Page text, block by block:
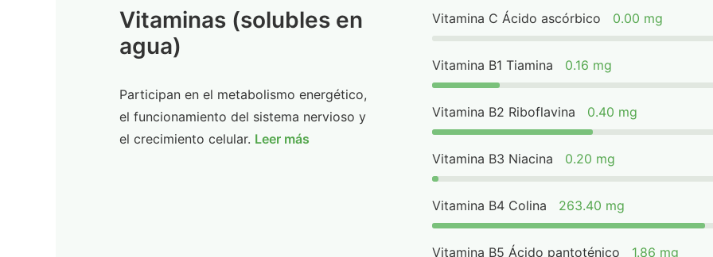
Vitaminas (solubles en
agua)
Participan en el metabolismo energético,
el funcionamiento del sistema nervioso y
el crecimiento celular. Leer más
Vitamina C Ácido ascórbico 0.00 mg
Vitamina B1 Tiamina 0.16 mg
Vitamina B2 Riboflavina 0.40 mg
Vitamina B3 Niacina 0.20 mg
Vitamina B4 Colina 263.40 mg
Vitamina B5 Ácido pantoténico 1.86 mg